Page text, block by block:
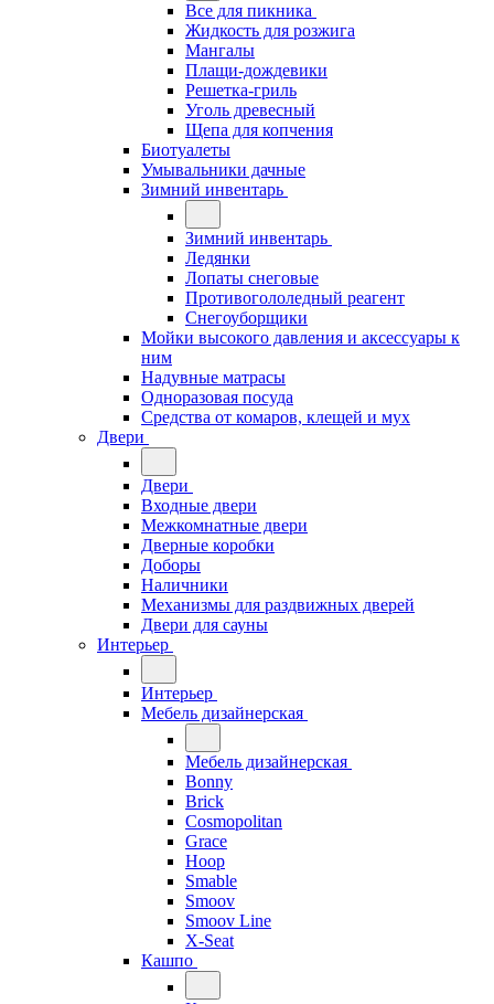
Все для пикника
Жидкость для розжига
Мангалы
Плащи-дождевики
Решетка-гриль
Уголь древесный
Щепа для копчения
Биотуалеты
Умывальники дачные
Зимний инвентарь
Зимний инвентарь
Ледянки
Лопаты снеговые
Противогололедный реагент
Снегоуборщики
Мойки высокого давления и аксессуары к
ним
Надувные матрасы
Одноразовая посуда
Средства от комаров, клещей и мух
Двери
Двери
Входные двери
Межкомнатные двери
Дверные коробки
Доборы
Наличники
Механизмы для раздвижных дверей
Двери для сауны
Интерьер
Интерьер
Мебель дизайнерская
Мебель дизайнерская
Bonny
Brick
Cosmopolitan
Grace
Hoop
Smable
Smoov
Smoov Line
X-Seat
Кашпо